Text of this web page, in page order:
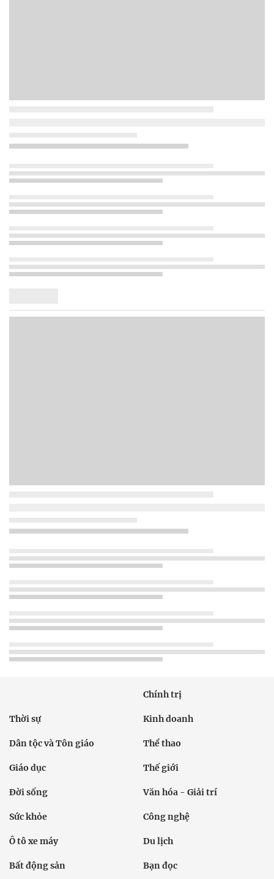
Chính trị
Thời sự Kinh doanh
Dân tộc và Tôn giáo Thể thao
Giáo dục Thế giới
Đời sống Văn hóa - Giải trí
Sức khỏe Công nghệ
Ô tô xe máy Du lịch
Bất động sản Bạn đọc